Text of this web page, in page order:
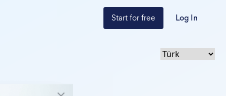
Start for free Log In